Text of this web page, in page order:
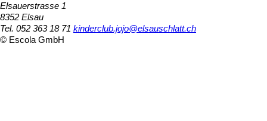
Elsauerstrasse 1
8352 Elsau
Tel. 052 363 18 71 kinderclub.jojo@elsauschlatt.ch
© Escola GmbH